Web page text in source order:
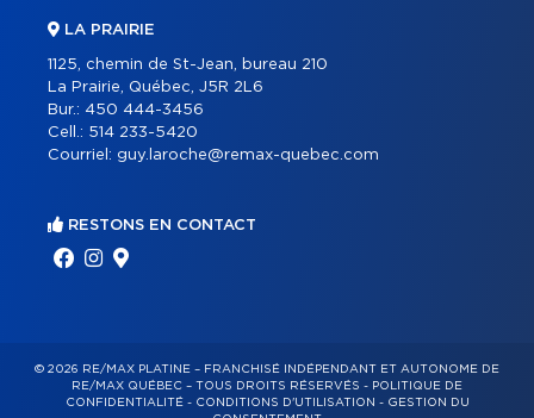
LA PRAIRIE
1125, chemin de St-Jean, bureau 210
La Prairie, Québec, J5R 2L6
Bur.: 450 444-3456
Cell.: 514 233-5420
Courriel: guy.laroche@remax-quebec.com
RESTONS EN CONTACT
© 2026 RE/MAX PLATINE – FRANCHISÉ INDÉPENDANT ET AUTONOME DE
RE/MAX QUÉBEC – TOUS DROITS RÉSERVÉS - POLITIQUE DE
CONFIDENTIALITÉ- CONDITIONS D'UTILISATION - GESTION DU